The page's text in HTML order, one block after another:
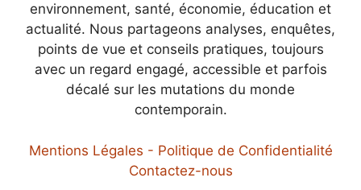
environnement, santé, économie, éducation et
actualité. Nous partageons analyses, enquêtes,
points de vue et conseils pratiques, toujours
avec un regard engagé, accessible et parfois
décalé sur les mutations du monde
contemporain.
Mentions Légales - Politique de Confidentialité
Contactez-nous